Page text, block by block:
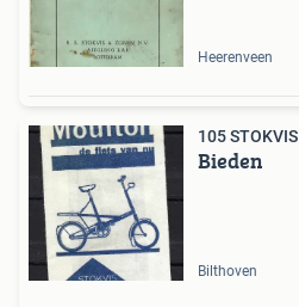
Heerenveen
105 STOKVIS
Bieden
Bilthoven